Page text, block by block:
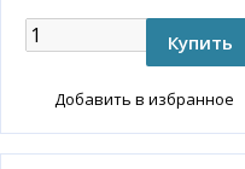
Добавить в избранное